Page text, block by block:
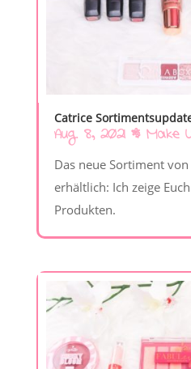
Catrice
Aug. 8, 2021| Make
Das neue Sortiment
erhältlich: Ich zeige
Produkten.